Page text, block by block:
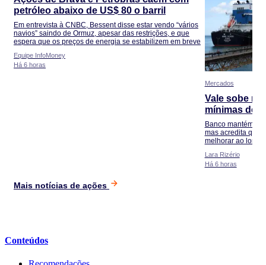
petróleo abaixo de US$ 80 o barril
Em entrevista à CNBC, Bessent disse estar vendo “vários
navios” saindo de Ormuz, apesar das restrições, e que
espera que os preços de energia se estabilizem em breve
Equipe InfoMoney
Há 6 horas
Mercados
Vale sobe
mínimas
recuperar?
Banco mantém
mas acredita que
melhorar ao longo
Lara Rizério
Há 6 horas
Mais notícias de ações
Conteúdos